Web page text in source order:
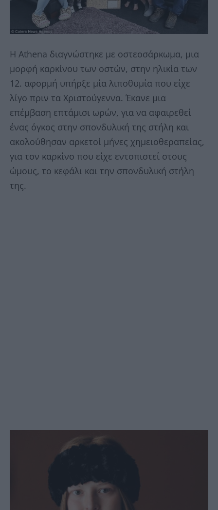
Η Athena διαγνώστηκε με οστεοσάρκωμα, μια
μορφή καρκίνου των οστών, στην ηλικία των
12. αφορμή υπήρξε μία λιποθυμία που είχε
λίγο πριν τα Χριστούγεννα. Έκανε μια
επέμβαση επτάμισι ωρών, για να αφαιρεθεί
ένας όγκος στην σπονδυλική της στήλη και
ακολούθησαν αρκετοί μήνες χημειοθεραπείας,
για τον καρκίνο που είχε εντοπιστεί στους
ώμους, το κεφάλι και την σπονδυλική στήλη
της.